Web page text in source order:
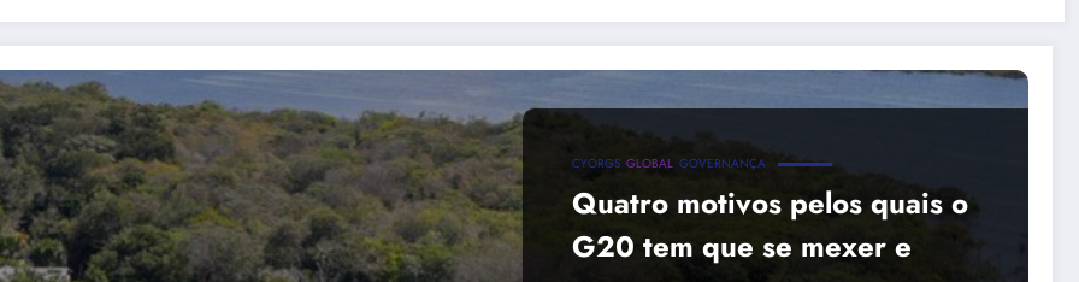
CYORGS GLOBAL GOVERNANÇA
Quatro motivos pelos quais o
G20 tem que se mexer e